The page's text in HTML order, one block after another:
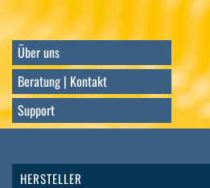
Direkt
InhaltÜber uns
Beratung | Kontakt
Support
HERSTELLER